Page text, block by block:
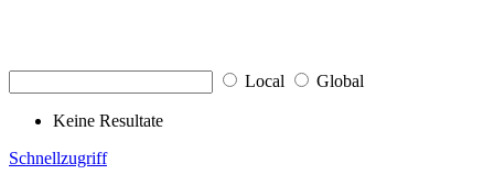
Local Global
Keine Resultate
Schnellzugriff